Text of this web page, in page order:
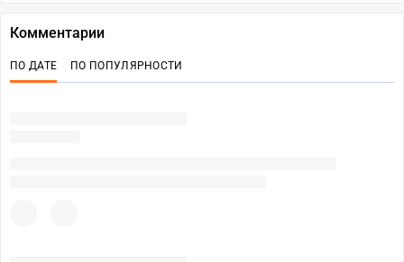
Комментарии
ПО ДАТЕ ПО ПОПУЛЯРНОСТИ